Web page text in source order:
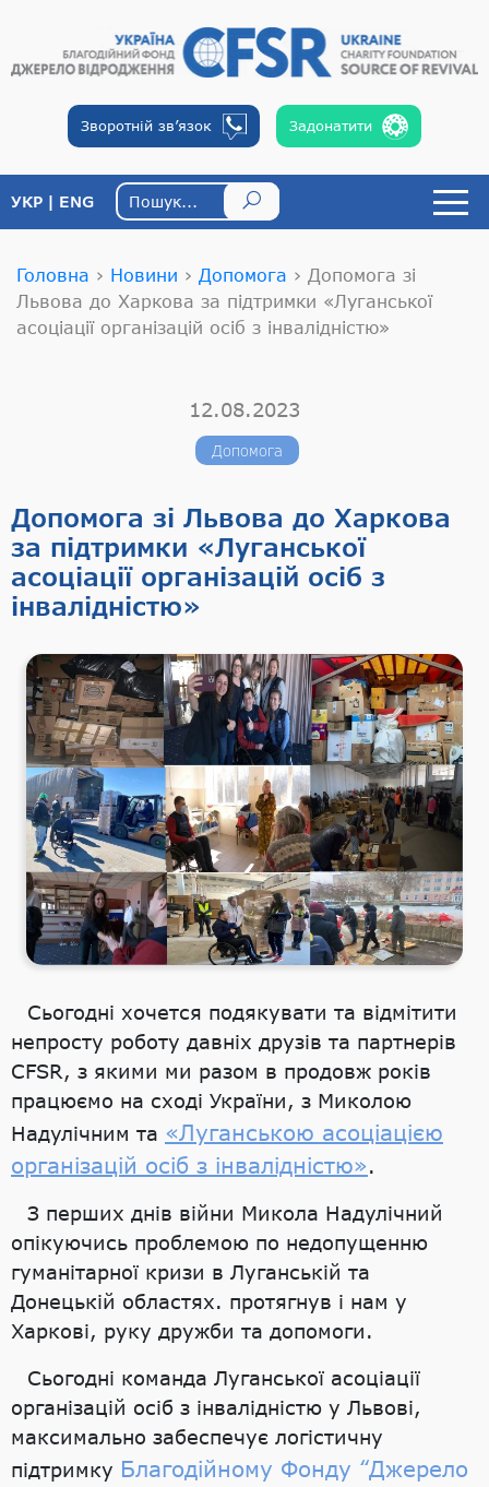
Зворотній зв’язок Задонатити
УКР ENG
Головна › Новини › Допомога › Допомога зі
Львова до Харкова за підтримки «Луганської
асоціації організацій осіб з інвалідністю»
12.08.2023
Допомога
Допомога зі Львова до Харкова
за підтримки «Луганської
асоціації організацій осіб з
інвалідністю»
Сьогодні хочется подякувати та відмітити
непросту роботу давніх друзів та партнерів
CFSR, з якими ми разом в продовж років
працюємо на сході України, з Миколою
Надулічним та «Луганською асоціацією
організацій осіб з інвалідністю».
З перших днів війни Микола Надулічний
опікуючись проблемою по недопущенню
гуманітарної кризи в Луганській та
Донецькій областях. протягнув і нам у
Харкові, руку дружби та допомоги.
Сьогодні команда Луганської асоціації
організацій осіб з інвалідністю у Львові,
максимально забеспечує логістичну
підтримку Благодійному Фонду “Джерело